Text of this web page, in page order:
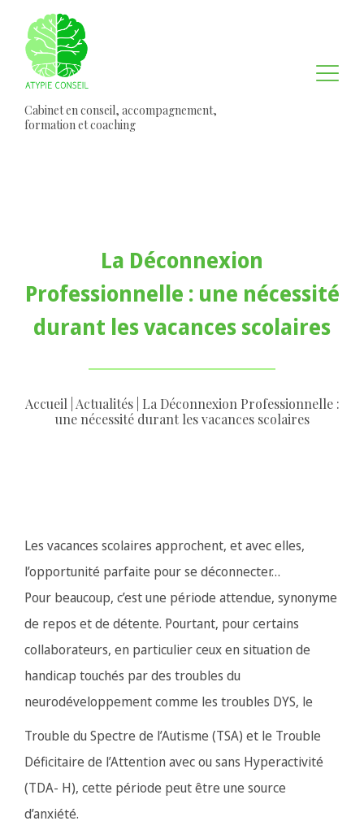
Cabinet en conseil, accompagnement,
formation et coaching
La Déconnexion
Professionnelle : une nécessité
durant les vacances scolaires
Accueil Actualités| La Déconnexion Professionnelle :
une nécessité durant les vacances scolaires
Les vacances scolaires approchent, et avec elles,
l’opportunité parfaite pour se déconnecter…
Pour beaucoup, c’est une période attendue, synonyme
de repos et de détente. Pourtant, pour certains
collaborateurs, en particulier ceux en situation de
handicap touchés par des troubles du
neurodéveloppement comme les troubles DYS, le
Trouble du Spectre de l’Autisme (TSA) et le Trouble
Déficitaire de l’Attention avec ou sans Hyperactivité
(TDA- H), cette période peut être une source
d’anxiété.